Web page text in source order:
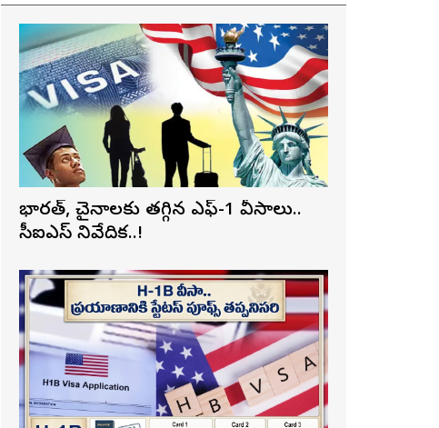
భారత్, చైనాలకు తగ్గిన ఎఫ్-1 వీసాలు..
సీఐఎస్ నివేదిక..!